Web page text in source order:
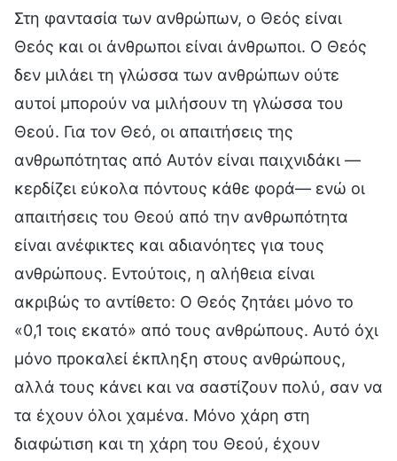
Στη φαντασία των ανθρώπων, ο Θεός είναι
Θεός και οι άνθρωποι είναι άνθρωποι. Ο Θεός
δεν μιλάει τη γλώσσα των ανθρώπων ούτε
αυτοί μπορούν να μιλήσουν τη γλώσσα του
Θεού. Για τον Θεό, οι απαιτήσεις της
ανθρωπότητας από Αυτόν είναι παιχνιδάκι —
κερδίζει εύκολα πόντους κάθε φορά— ενώ οι
απαιτήσεις του Θεού από την ανθρωπότητα
είναι ανέφικτες και αδιανόητες για τους
ανθρώπους. Εντούτοις, η αλήθεια είναι
ακριβώς το αντίθετο: Ο Θεός ζητάει μόνο το
«0,1 τοις εκατό» από τους ανθρώπους. Αυτό όχι
μόνο προκαλεί έκπληξη στους ανθρώπους,
αλλά τους κάνει και να σαστίζουν πολύ, σαν να
τα έχουν όλοι χαμένα. Μόνο χάρη στη
διαφώτιση και τη χάρη του Θεού, έχουν